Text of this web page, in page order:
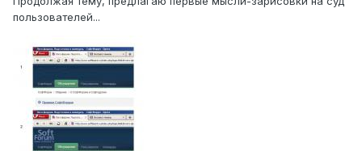
пользователей...